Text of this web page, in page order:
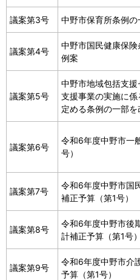
議案第3号 中野市保育所条例
議案第4号
中野市国民健康保
例案
議案第5号
中野市地域包括支
支援事業の実施に
定める条例の一部
議案第6号
令和6年度中野市一
号）
議案第7号
令和6年度中野市国
補正予算（第1号）
議案第8号
令和6年度中野市後
計補正予算（第1号）
議案第9号
令和6年度中野市介
予算（第1号）